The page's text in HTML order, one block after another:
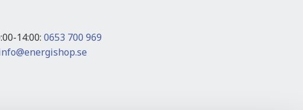
14:00: 0653 700 969